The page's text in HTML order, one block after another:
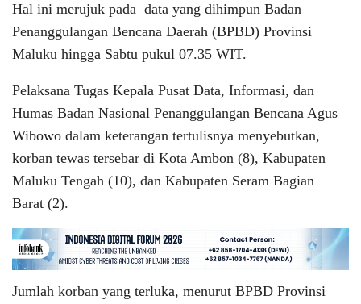
Hal ini merujuk pada data yang dihimpun Badan
Penanggulangan Bencana Daerah (BPBD) Provinsi
Maluku hingga Sabtu pukul 07.35 WIT.
Pelaksana Tugas Kepala Pusat Data, Informasi, dan
Humas Badan Nasional Penanggulangan Bencana Agus
Wibowo dalam keterangan tertulisnya menyebutkan,
korban tewas tersebar di Kota Ambon (8), Kabupaten
Maluku Tengah (10), dan Kabupaten Seram Bagian
Barat (2).
Jumlah korban yang terluka, menurut BPBD Provinsi